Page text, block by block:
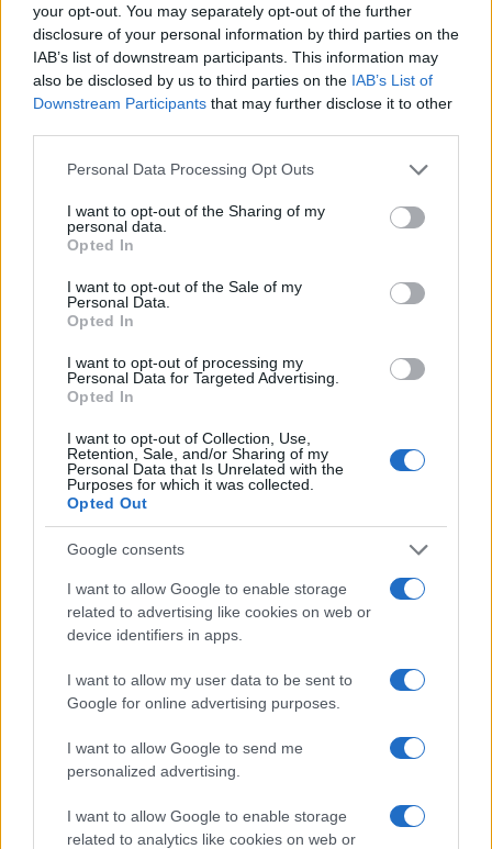
your opt-out. You may separately opt-out of the further
disclosure of your personal information by third parties on the
IAB’s list of downstream participants. This information may
also be disclosed by us to third parties on the IAB’s List of
Downstream Participants that may further disclose it to other
Please note that this website/app uses one or more Google
not limited to your visit or usage behaviour. You may click to
grant or deny consent to Google and its third-party tags to
use your data for below specified purposes in below Google
consent section.
Personal Data Processing Opt Outs
I want to opt-out of the Sharing of my
personal data.
Opted In
I want to opt-out of the Sale of my
Personal Data.
Opted In
I want to opt-out of processing my
Personal Data for Targeted Advertising.
Opted In
I want to opt-out of Collection, Use,
Retention, Sale, and/or Sharing of my
Personal Data that Is Unrelated with the
Purposes for which it was collected.
Opted Out
Google consents
I want to allow Google to enable storage
related to advertising like cookies on web or
device identifiers in apps.
I want to allow my user data to be sent to
Google for online advertising purposes.
I want to allow Google to send me
personalized advertising.
I want to allow Google to enable storage
related to analytics like cookies on web or
¿Quién es Chad Boyce?: cómo murió
durante la serie Los 100
La biografía de Chad Boyce que había muerto…
GENTE
Ludovico Aldasio, la estrella italiana de
Man» que aterriza en España